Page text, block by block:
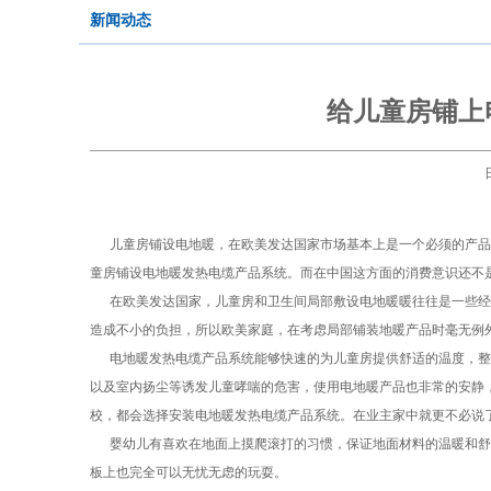
新闻动态
给儿童房铺
儿童房铺设电地暖，在欧美发达国家市场基本上是一个必须的产
童房铺设电地暖发热电缆产品系统。而在中国这方面的消费意识还
在欧美发达国家，儿童房和卫生间局部敷设电地暖暖往往是一些
造成不小的负担，所以欧美家庭，在考虑局部铺装地暖产品时毫无
电地暖发热电缆产品系统能够快速的为儿童房提供舒适的温度，
以及室内扬尘等诱发儿童哮喘的危害，使用电地暖产品也非常的安
校，都会选择安装电地暖发热电缆产品系统。在业主家中就更不必说
婴幼儿有喜欢在地面上摸爬滚打的习惯，保证地面材料的温暖和
板上也完全可以无忧无虑的玩耍。